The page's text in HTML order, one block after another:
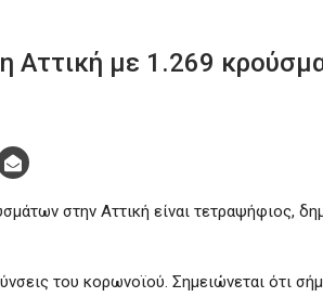
Αττική με 1.269
στην Αττική είναι τετραψήφιος,
του κορωνοϊού. Σημειώνεται ότι